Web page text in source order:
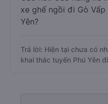
xe ghế ngồi đi Gò
Yên?
Trả lời: Hiện tại chưa có
khai thác tuyến Phú Yên